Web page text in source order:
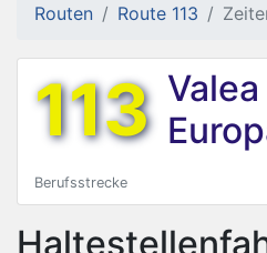
Routen Route 113
113
Berufsstrecke